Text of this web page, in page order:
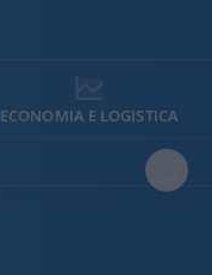
ECONOMIA E LOGISTICA